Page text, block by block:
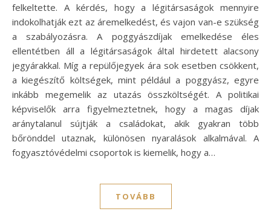
felkeltette. A kérdés, hogy a légitársaságok mennyire
indokolhatják ezt az áremelkedést, és vajon van-e szükség
a szabályozásra. A poggyászdíjak emelkedése éles
ellentétben áll a légitársaságok által hirdetett alacsony
jegyárakkal. Míg a repülőjegyek ára sok esetben csökkent,
a kiegészítő költségek, mint például a poggyász, egyre
inkább megemelik az utazás összköltségét. A politikai
képviselők arra figyelmeztetnek, hogy a magas díjak
aránytalanul sújtják a családokat, akik gyakran több
bőrönddel utaznak, különösen nyaralások alkalmával. A
fogyasztóvédelmi csoportok is kiemelik, hogy a…
TOVÁBB